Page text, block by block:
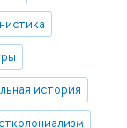
история